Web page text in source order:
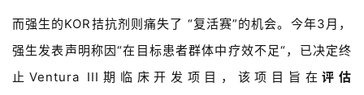
首
页
而强生的KOR拮抗剂则痛失了 “复活赛”的机会。 今年3月，
强生发表声明称因“在目标患者群体中疗效不足“， 已决定终
止 Ventura III 期临床开发项目，该项目旨在评估